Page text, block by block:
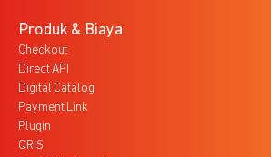
Produk & Biaya
Checkout
Direct API
Digital Catalog
Payment Link
Plugin
QRIS